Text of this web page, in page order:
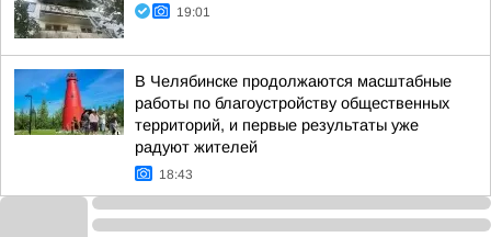
19:01
В Челябинске продолжаются масштабные
работы по благоустройству общественных
территорий, и первые результаты уже
радуют жителей
18:43